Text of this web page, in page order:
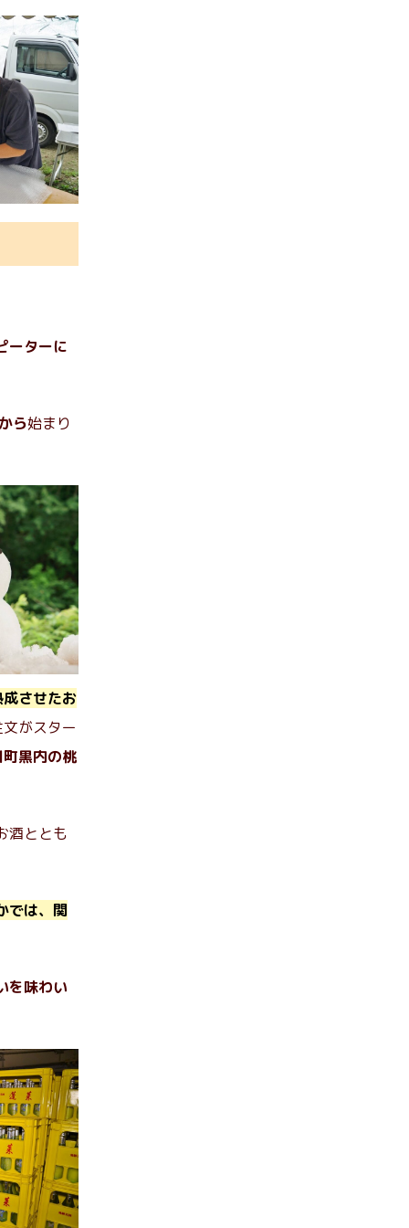
ーターに
ら始まり
させたお
がスター
黒内の桃
酒ととも
では、関
を味わい